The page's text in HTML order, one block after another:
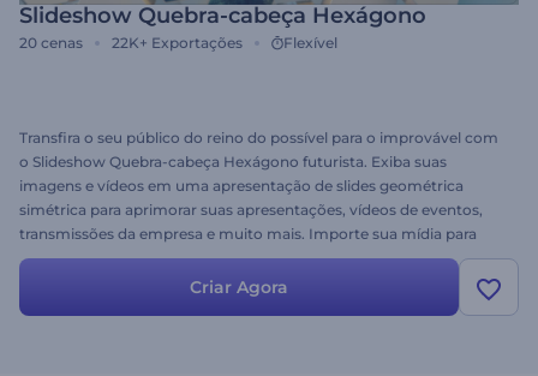
Slideshow Quebra-cabeça Hexágono
20 cenas 22K+ Exportações Flexível
Transfira o seu público do reino do possível para o improvável com
o Slideshow Quebra-cabeça Hexágono futurista. Exiba suas
imagens e vídeos em uma apresentação de slides geométrica
simétrica para aprimorar suas apresentações, vídeos de eventos,
transmissões da empresa e muito mais. Importe sua mídia para
obter sua apresentação de slides em alguns minutos. Sinta a
estética por trás da simetria. Experimente agora mesmo!
Criar Agora